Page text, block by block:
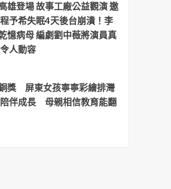
雄登場 故事工廠公益觀演 邀
予希失眠4天後台崩潰！李
憶病母 編劇劉中薇將演員真
人動容
獎 屏東女孩寧寧彩繪排灣
伴成長 母親相信教育能翻